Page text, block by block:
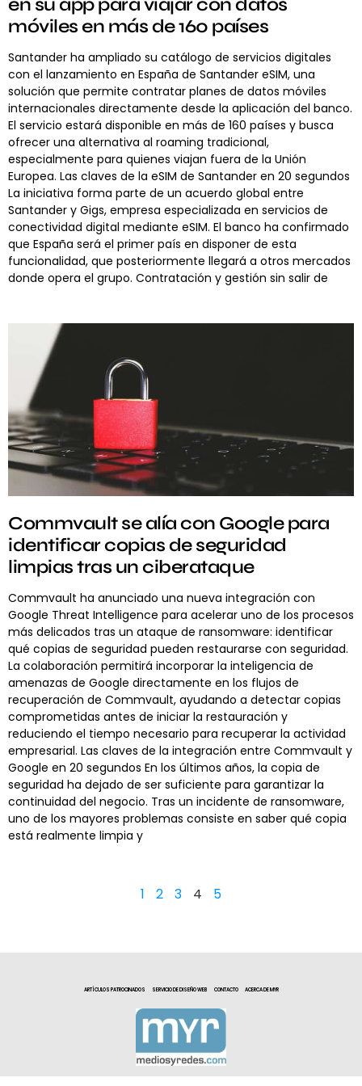
en su app para viajar con datos
móviles en más de 160 países
Santander ha ampliado su catálogo de servicios digitales
con el lanzamiento en España de Santander eSIM, una
solución que permite contratar planes de datos móviles
internacionales directamente desde la aplicación del banco.
El servicio estará disponible en más de 160 países y busca
ofrecer una alternativa al roaming tradicional,
especialmente para quienes viajan fuera de la Unión
Europea. Las claves de la eSIM de Santander en 20 segundos
La iniciativa forma parte de un acuerdo global entre
Santander y Gigs, empresa especializada en servicios de
conectividad digital mediante eSIM. El banco ha confirmado
que España será el primer país en disponer de esta
funcionalidad, que posteriormente llegará a otros mercados
donde opera el grupo. Contratación y gestión sin salir de
Commvault se alía con Google para
identificar copias de seguridad
limpias tras un ciberataque
Commvault ha anunciado una nueva integración con
Google Threat Intelligence para acelerar uno de los procesos
más delicados tras un ataque de ransomware: identificar
qué copias de seguridad pueden restaurarse con seguridad.
La colaboración permitirá incorporar la inteligencia de
amenazas de Google directamente en los flujos de
recuperación de Commvault, ayudando a detectar copias
comprometidas antes de iniciar la restauración y
reduciendo el tiempo necesario para recuperar la actividad
empresarial. Las claves de la integración entre Commvault y
Google en 20 segundos En los últimos años, la copia de
seguridad ha dejado de ser suficiente para garantizar la
continuidad del negocio. Tras un incidente de ransomware,
uno de los mayores problemas consiste en saber qué copia
está realmente limpia y
1 2 3 4 5
ARTÍCULOS PATROCINADOS SERVICIO DE DISEÑO WEB CONTACTO ACERCA DE MYR